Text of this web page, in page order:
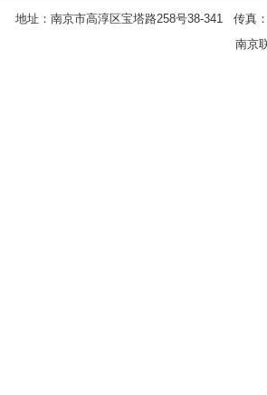
地址：南京市高淳区宝塔路258号38-341 传真
南京